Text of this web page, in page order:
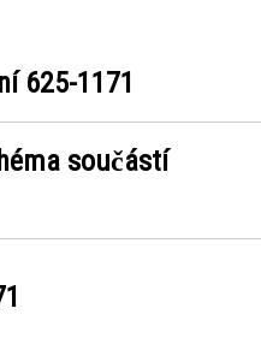
625-1171
součástí